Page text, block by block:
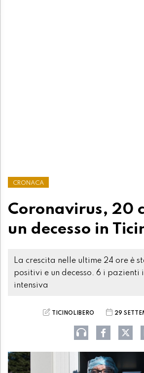
CRONACA
Coronavirus, 20
un decesso in
La crescita nelle ultime 24 ore è
positivi e un decesso. 6 i pazienti
intensiva
TICINOLIBERO 29